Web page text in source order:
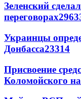
Зеленский
переговорах
Украинцы
Донбасса23314
Присвоение
Коломойского